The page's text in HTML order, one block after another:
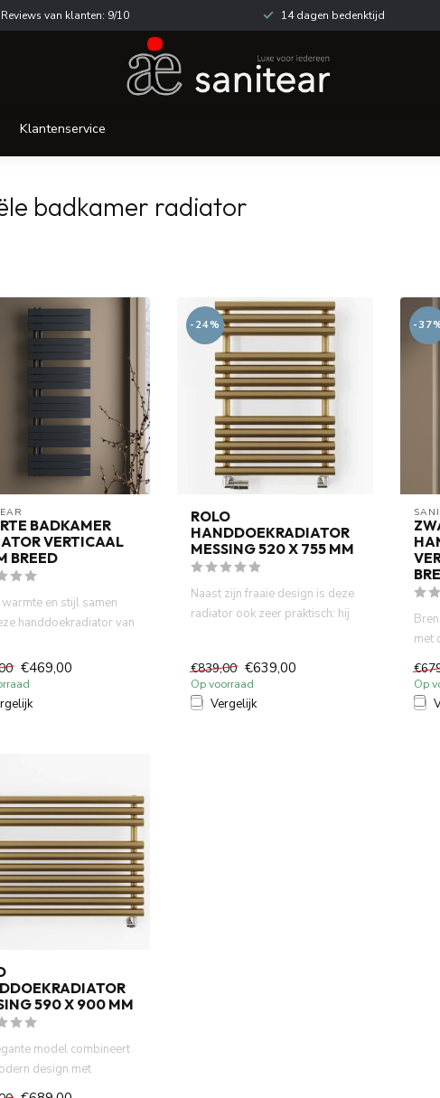
Reviews van klanten: 9/10 14 dagen bedenktijd
Klantenservice
badkamer radiator
BADKAMER
VERTICAAL
BREED
en stijl samen
handdoekradiator van
€469,00
-24%
ROLO
HANDDOEKRADIATOR
MESSING 520 X 755 MM
Naast zijn fraaie design is deze
radiator ook zeer praktisch: hij
€839,00 €639,00
Op voorraad
Vergelijk
-
met
Op
590 X 900 MM
model combineert
design met
prestaties. Dank...